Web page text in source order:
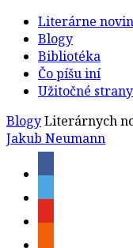
Literárne
Blogy
Bibliotéka
Čo píšu iní
Užitočné strany
BlogyLiterárnych
Jakub Neumann